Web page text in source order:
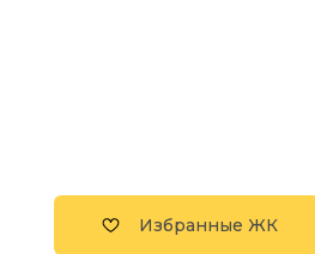
Избранные ЖК